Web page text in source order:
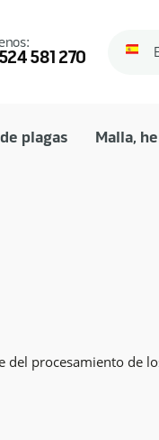
581 270
plagas Malla,
del procesamiento de